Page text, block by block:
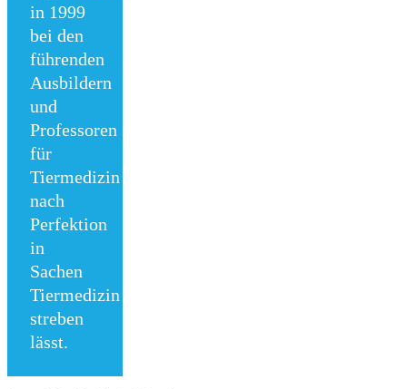
in 1999
bei den
führenden
Ausbildern
und
Professoren
für
Tiermedizin
nach
Perfektion
in
Sachen
Tiermedizin
streben
lässt.